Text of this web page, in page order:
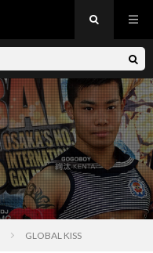
GLOBAL KISS